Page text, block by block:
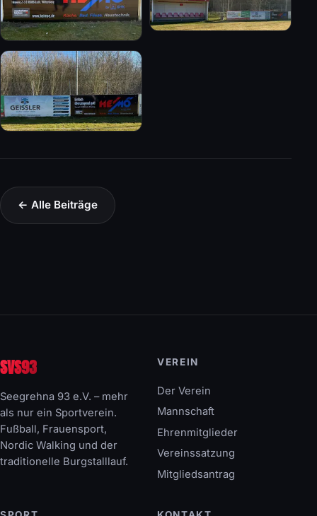
← Alle Beiträge
SVS93
Seegrehna 93 e.V. – mehr
als nur ein Sportverein.
Fußball, Frauensport,
Nordic Walking und der
traditionelle Burgstalllauf.
VEREIN
Der Verein
Mannschaft
Ehrenmitglieder
Vereinssatzung
Mitgliedsantrag